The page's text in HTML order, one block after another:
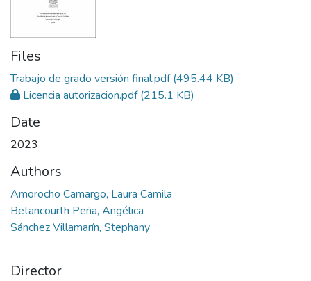
Files
Trabajo de grado versión final.pdf(495.44 KB)
Licencia autorizacion.pdf(215.1 KB)
Date
2023
Authors
Amorocho Camargo, Laura Camila
Betancourth Peña, Angélica
Sánchez Villamarín, Stephany
Director